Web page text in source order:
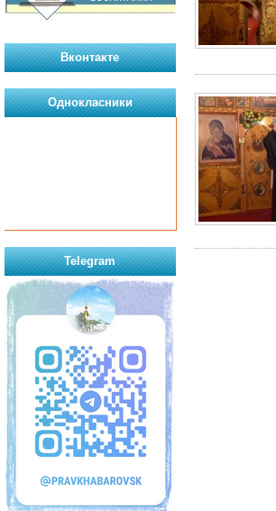
Вконтакте
Однокласники
Telegram